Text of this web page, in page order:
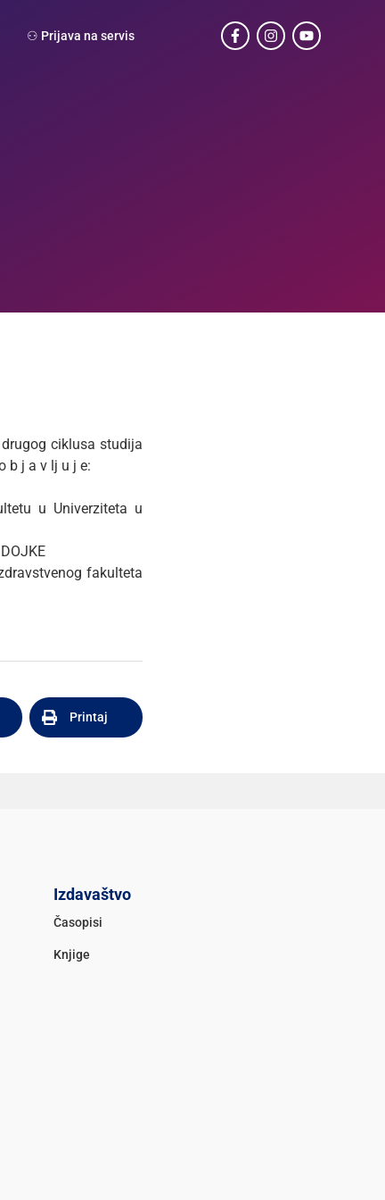
⚇ Prijava na servis
ciklusa studija
b j a v lj u j e:
u Univerziteta u
fakulteta
Printaj
Izdavaštvo
Časopisi
Knjige